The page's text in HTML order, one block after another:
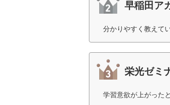
早稲田ア
分かりやすく教えて
栄光ゼミ
学習意欲が上がった